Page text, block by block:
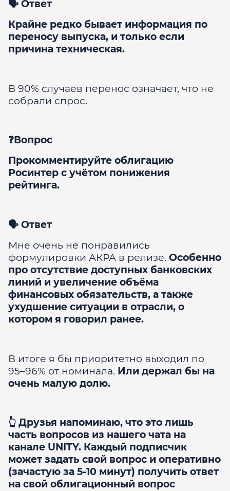
🗣 Ответ
Крайне редко бывает информация по
переносу выпуска, и только если
причина техническая.
В 90% случаев перенос означает, что не
собрали спрос.
❓Вопрос
Прокомментируйте облигацию
Росинтер с учётом понижения
рейтинга.
🗣 Ответ
Мне очень не понравились
формулировки АКРА в релизе. Особенно
про отсутствие доступных банковских
линий и увеличение объёма
финансовых обязательств, а также
ухудшение ситуации в отрасли, о
котором я говорил ранее.
В итоге я бы приоритетно выходил по
95–96% от номинала. Или держал бы на
очень малую долю.
👆 Друзья напоминаю, что это лишь
часть вопросов из нашего чата на
канале UNITY. Каждый подписчик
может задать свой вопрос и оперативно
(зачастую за 5-10 минут) получить ответ
на свой облигационный вопрос